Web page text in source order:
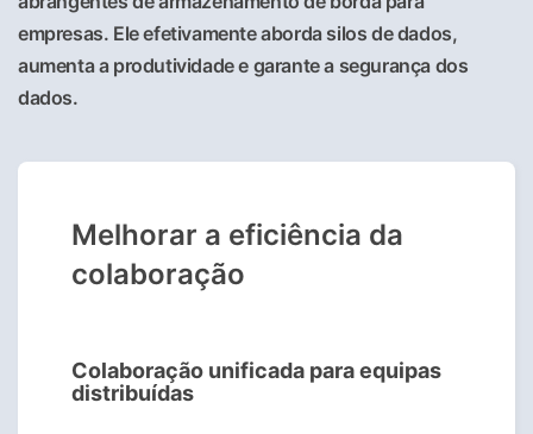
empresas. Ele efetivamente aborda silos de dados,
aumenta a produtividade e garante a segurança dos
dados.
Melhorar a eficiência da
colaboração
Colaboração unificada para equipas
distribuídas